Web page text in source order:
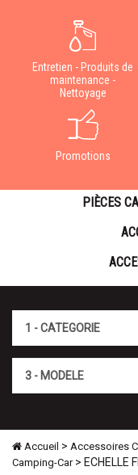
Entretien - Produits de
maintenance -
Nettoyage
Promotions
PIÈCES
Accueil > Accessoires
Camping-Car > ECHELLE